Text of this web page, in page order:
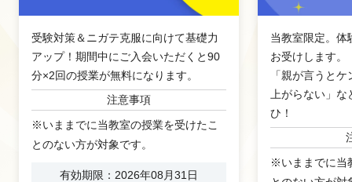
受験対策＆ニガテ克服に向けて基礎力
アップ！期間中にご入会いただくと90
分×2回の授業が無料になります。
注意事項
※いままでに当教室の授業を受けたこ
とのない方が対象です。
有効期限：2026年08月31日
当教室限定。体
お受けします。
「親が言うと
上がらない」な
ひ！
※いままでに当